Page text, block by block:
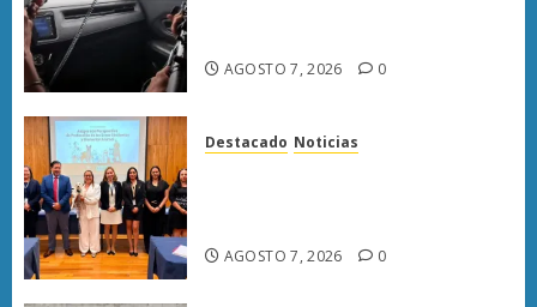
AGOSTO 7, 2026 0
Destacado Noticias
AGOSTO 7, 2026 0